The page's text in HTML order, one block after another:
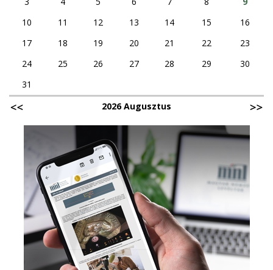
10
11 12 13 14 15
16
17
18 19 20 21 22
23
24
25 26 27 28 29
30
31
2026 Augusztus